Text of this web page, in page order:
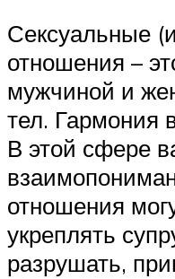
Сексуальные
отношения –
мужчиной и
тел. Гармония
В этой сфере
отношения
укреплять
разрушать,